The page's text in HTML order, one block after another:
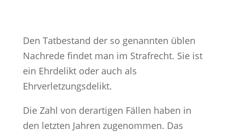
Den Tatbestand der so genannten üblen
Nachrede findet man im Strafrecht. Sie ist
ein Ehrdelikt oder auch als
Ehrverletzungsdelikt.
Die Zahl von derartigen Fällen haben in
den letzten Jahren zugenommen. Das